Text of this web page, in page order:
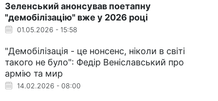
Зеленський анонсував поетапну
"демобілізацію" вже у 2026 році
01.05.2026 - 15:58
"Демобілізація - це нонсенс, ніколи в світі
такого не було": Федір Веніславський про
армію та мир
14.02.2026 - 08:00